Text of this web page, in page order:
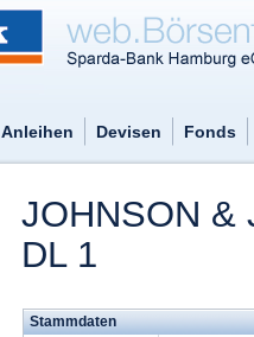
Anleihen Devisen Fonds
JOHNSON &
DL 1
Stammdaten